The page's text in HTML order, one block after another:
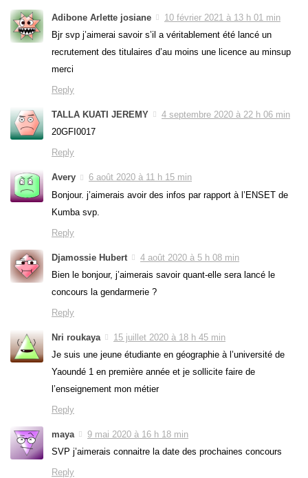
Adibone Arlette josiane
10 février 2021 à 13 h 01 min
Bjr svp j’aimerai savoir s’il a véritablement été lancé un
recrutement des titulaires d’au moins une licence au minsup
merci
Reply
TALLA KUATI JEREMY
4 septembre 2020 à 22 h 06 min
20GFI0017
Reply
Avery
6 août 2020 à 11 h 15 min
Bonjour. j’aimerais avoir des infos par rapport à l’ENSET de
Kumba svp.
Reply
Djamossie Hubert
4 août 2020 à 5 h 08 min
Bien le bonjour, j’aimerais savoir quant-elle sera lancé le
concours la gendarmerie ?
Reply
Nri roukaya
15 juillet 2020 à 18 h 45 min
Je suis une jeune étudiante en géographie à l’université de
Yaoundé 1 en première année et je sollicite faire de
l’enseignement mon métier
Reply
maya
9 mai 2020 à 16 h 18 min
SVP j’aimerais connaitre la date des prochaines concours
Reply